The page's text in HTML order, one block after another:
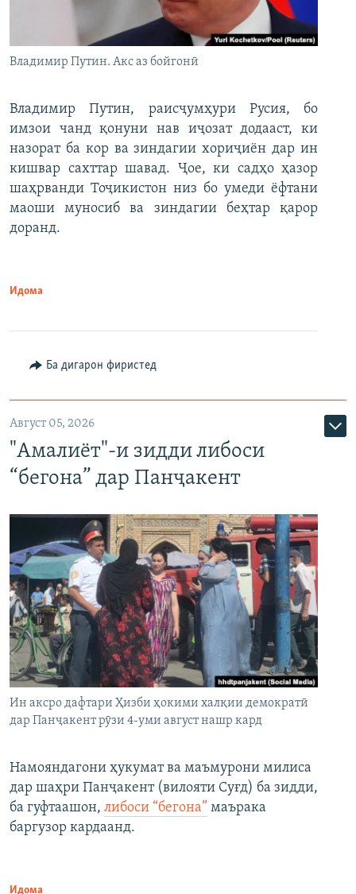
Владимир Путин. Акс аз бойгонӣ
Владимир Путин, раисҷумҳури Русия, бо
имзои чанд қонуни нав иҷозат додааст, ки
назорат ба кор ва зиндагии хориҷиён дар ин
кишвар сахттар шавад. Ҷое, ки садҳо ҳазор
шаҳрванди Тоҷикистон низ бо умеди ёфтани
маоши муносиб ва зиндагии беҳтар қарор
доранд.
Идома
Ба дигарон фиристед
Август 05, 2026
"Амалиёт"-и зидди либоси
“бегона” дар Панҷакент
Ин аксро дафтари Ҳизби ҳокими халқии демократӣ
дар Панҷакент рӯзи 4-уми август нашр кард
Намояндагони ҳукумат ва маъмурони милиса
дар шаҳри Панҷакент (вилояти Суғд) ба зидди,
ба гуфтаашон, либоси “бегона” маърака
баргузор кардаанд.
Идома